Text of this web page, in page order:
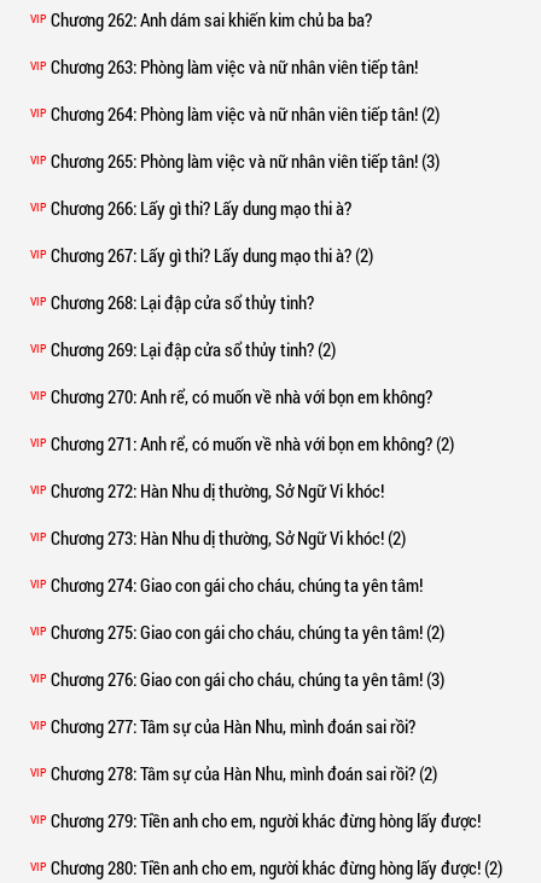
VIP Chương 262: Anh dám sai khiến kim chủ ba ba?
VIP Chương 263: Phòng làm việc và nữ nhân viên tiếp tân!
VIP Chương 264: Phòng làm việc và nữ nhân viên tiếp tân! (2)
VIP Chương 265: Phòng làm việc và nữ nhân viên tiếp tân! (3)
VIP Chương 266: Lấy gì thi? Lấy dung mạo thi à?
VIP Chương 267: Lấy gì thi? Lấy dung mạo thi à? (2)
VIP Chương 268: Lại đập cửa sổ thủy tinh?
VIP Chương 269: Lại đập cửa sổ thủy tinh? (2)
VIP Chương 270: Anh rể, có muốn về nhà với bọn em không?
VIP Chương 271: Anh rể, có muốn về nhà với bọn em không? (2)
VIP Chương 272: Hàn Nhu dị thường, Sở Ngữ Vi khóc!
VIP Chương 273: Hàn Nhu dị thường, Sở Ngữ Vi khóc! (2)
VIP Chương 274: Giao con gái cho cháu, chúng ta yên tâm!
VIP Chương 275: Giao con gái cho cháu, chúng ta yên tâm! (2)
VIP Chương 276: Giao con gái cho cháu, chúng ta yên tâm! (3)
VIP Chương 277: Tâm sự của Hàn Nhu, mình đoán sai rồi?
VIP Chương 278: Tâm sự của Hàn Nhu, mình đoán sai rồi? (2)
VIP Chương 279: Tiền anh cho em, người khác đừng hòng lấy được!
VIP Chương 280: Tiền anh cho em, người khác đừng hòng lấy được! (2)